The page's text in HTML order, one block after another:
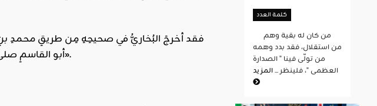
فقد أخرجَ البُخاريُّ في صحيحِهِ مِن طريقِ محمدِ بنِ
أبو القاسمِ«صوموا لِرُؤيتِهِ وأَفْطِرُوا لرؤيتِهِ فإنْ غُـبِّيَ عليكم فأَكْمِلُوا عِدَّةَ شعبانَ ثلاثين».
كلمة العدد
من استقلال، فقد بدد وهمه
من تولّى فينا " الصدارة
العظمى "، فلينظر ...المزيد